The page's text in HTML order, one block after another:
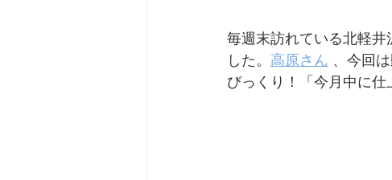
毎週末訪れている北軽
した。 高原さん 、今回
びっくり！「今月中に仕